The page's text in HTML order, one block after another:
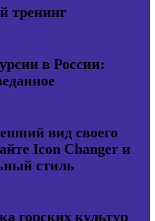
тренинг
в России:
вид своего
Icon Changer и
стиль
горских культур